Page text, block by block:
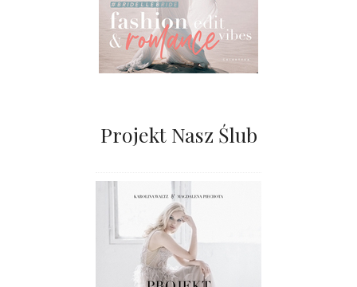
Projekt Nasz Ślub